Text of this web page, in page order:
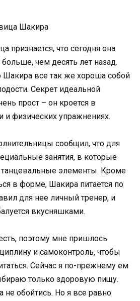
признается, что сегодня она
чем десять лет назад.
Шакира все так же хороша собой
Секрет идеальной
прост – он кроется в
и физических упражнениях.
сообщил, что для
занятия, в которые
танцевальные элементы. Кроме
в форме, Шакира питается по
для нее личный тренер, и
вкусняшками.
поэтому мне пришлось
и самоконтроль, чтобы
Сейчас я по-прежнему ем
только здоровую пищу.
не обойтись. Но я все равно